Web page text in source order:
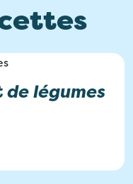
de légumes